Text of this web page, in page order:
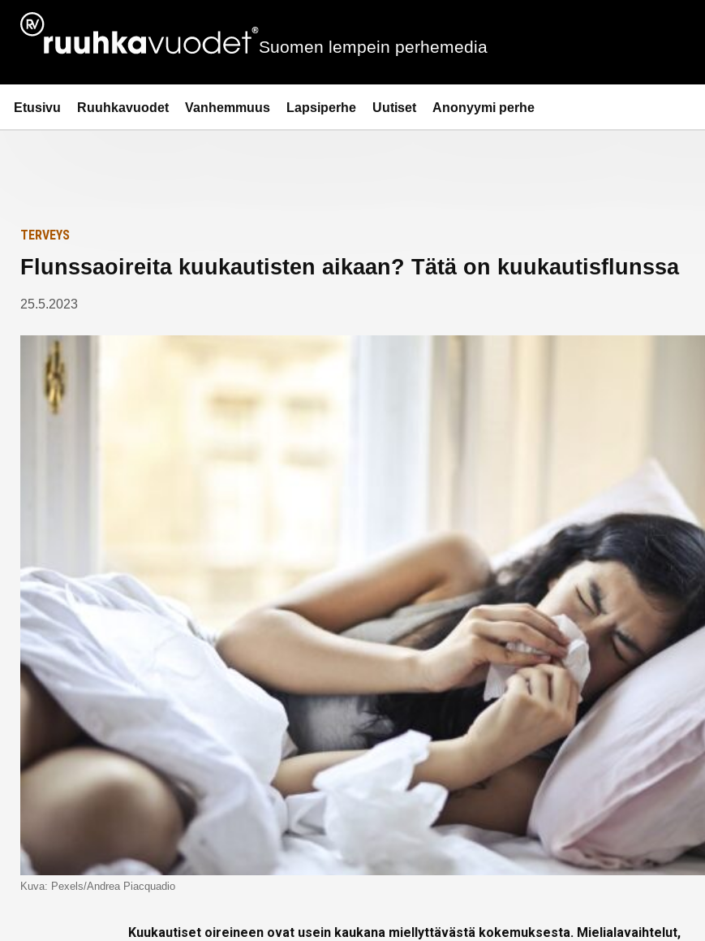
Siirry
sisältöön
Ruuhkavuodet.fi
Suomen lempein perhemedia
Etusivu Ruuhkavuodet Vanhemmuus Lapsiperhe Uutiset Anonyymi perhe
Etusivulle
TERVEYS
Flunssaoireita kuukautisten aikaan? Tätä on kuukautisflunssa
25.5.2023
Kuva: Pexels/Andrea Piacquadio
Kuukautiset oireineen ovat usein kaukana miellyttävästä kokemuksesta. Mielialavaihtelut,